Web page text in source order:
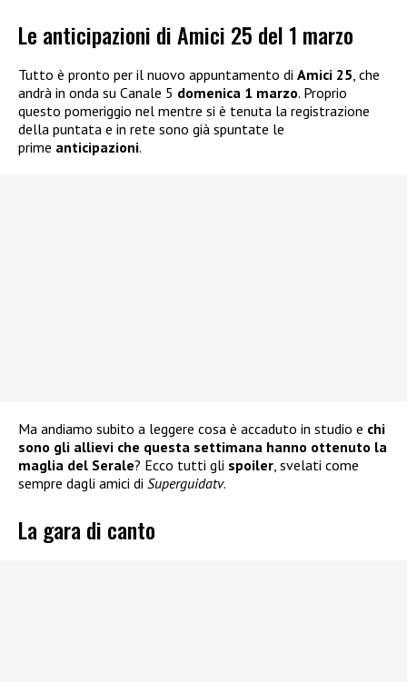
Le anticipazioni di Amici 25 del 1 marzo
Tutto è pronto per il nuovo appuntamento di Amici 25, che
andrà in onda su Canale 5 domenica 1 marzo. Proprio
questo pomeriggio nel mentre si è tenuta la registrazione
della puntata e in rete sono già spuntate le
prime anticipazioni.
Ma andiamo subito a leggere cosa è accaduto in studio e chi
sono gli allievi che questa settimana hanno ottenuto la
maglia del Serale? Ecco tutti gli spoiler, svelati come
sempre dagli amici di Superguidatv.
La gara di canto